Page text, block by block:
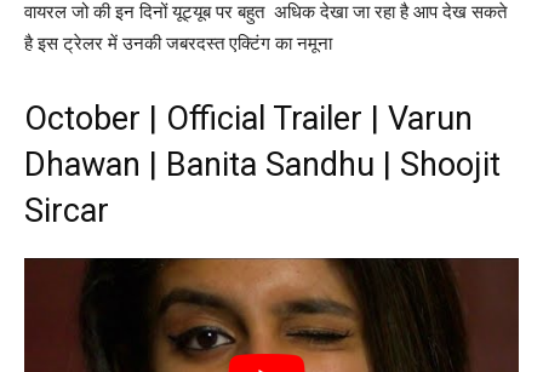
वायरल जो की इन दिनों यूट्यूब पर बहुत अधिक देखा जा रहा है आप देख सकते
है इस ट्रेलर में उनकी जबरदस्त एक्टिंग का नमूना
October | Official Trailer | Varun
Dhawan | Banita Sandhu | Shoojit
Sircar